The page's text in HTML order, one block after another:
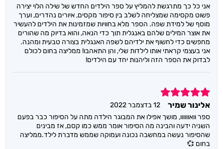
אני כל כך מתרגשת להמליץ על ספר הילדים החדש של שילה הלוי יצירה
פשוט מקסימה שמצליחה לשלב בין סיפור מקסים, איורים נהדרים, וערך
מוסף של למידת שפה. הספר מלא בחוויות שמזמינות את הילדים להעשיר
את אוצר המילים שלהם באנגלית תוך כדי הנאה, והוא בדיוק מה שהורים
מחפשים כדי לחשוף את ילדיהם לשפה האנגלית בצורה טבעית ומהנה.
אני בעצמי קראתי אותו לילדות שלי, והן התאהבו! ממליצה בחום לכולם
לבדוק את הספר הזה וליהנות יחד עם הילדים!
5
אלינור שמיר
12 בדצמבר 2022
ספר וואוווווו, מושך אפילו את המבוגר הילדה מתה על הסיפור כבר בפעם
השניה ידעה והבינה מה הסיפור אומר ממש כמו קסם, אז מבינים
שהסיפור נעשה במחשבה נכונה ועמוקה שממש מדברת לילד.ממליצה
בחום 💞